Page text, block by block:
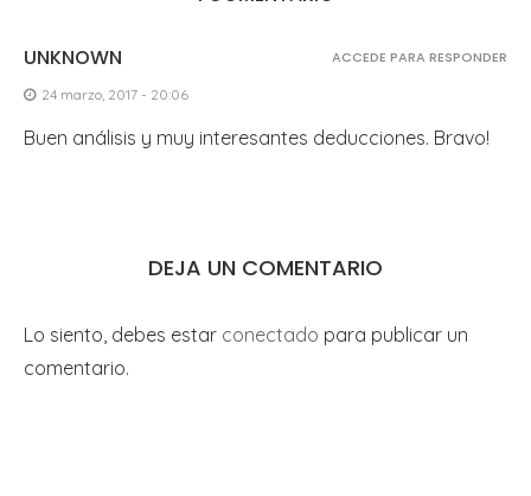
UNKNOWN
24 marzo, 2017 - 20:06
Buen análisis y muy interesantes deducciones. Bravo!
ACCEDE PARA RESPONDER
DEJA UN COMENTARIO
Lo siento, debes estar conectado para publicar un
comentario.